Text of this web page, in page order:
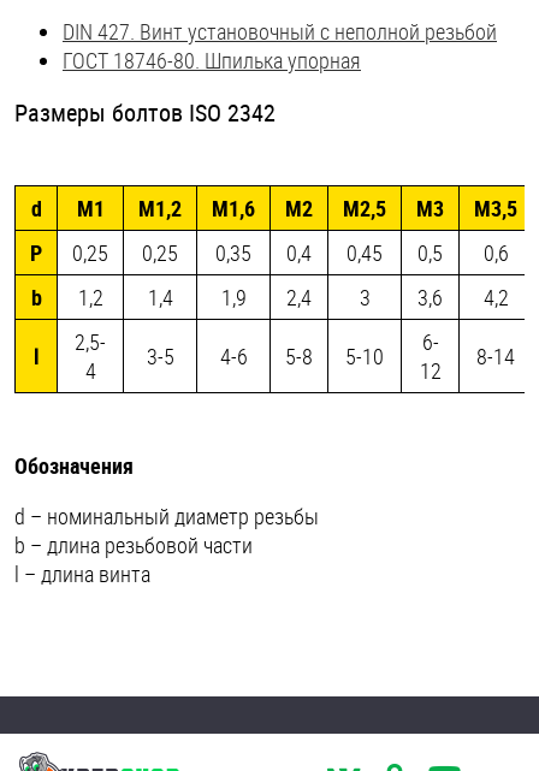
DIN 427. Винт установочный с неполной резьбой
ГОСТ 18746-80. Шпилька упорная
Размеры болтов ISO 2342
d М1 М1,2 М1,6 М2 М2,5 М3
М3,5
P
0,25 0,25 0,35 0,4 0,45 0,5
0,6
b
1,2 1,4 1,9 2,4 3 3,6 4,2
l
2,5-
4
3-5 4-6 5-8 5-10
6-
12
8-14
Обозначения
d – номинальный диаметр резьбы
b – длина резьбовой части
l – длина винта